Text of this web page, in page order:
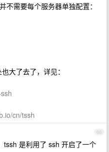
不需要每个服务器单独配置：
大了去了，详见：
cn/tssh
66
tssh 是利用了 ssh 开启了一个